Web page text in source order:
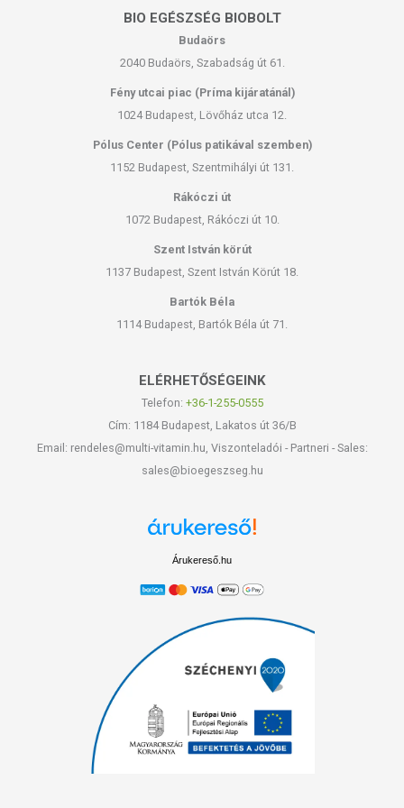
Lásd a csomagoláson feltüntetett időpontig.
Szobahőmérsékleten, napfénytől védett helyen.
A termék belső fogyasztásra nem alkalmas. A termék nem gyógyít
betegségeket. A termék nem az orvosi kezelés helyettesítésére
meg kezelőorvosával! Kerülni kell a szembejutást. Az ajánlott napi
alkalmazási mennyiséget ne lépje túl! Ne használja irritált vagy sérült
bőrfelületen! Ne használja a készítményt, ha az összetevők
függessze fel a használatát! Gyermekektől elzárva tartandó.
BIO EGÉSZSÉG BIOBOLT
Budaörs
2040 Budaörs, Szabadság út 61.
Fény utcai piac (Príma kijáratánál)
1024 Budapest, Lövőház utca 12.
Pólus Center (Pólus patikával szemben)
1152 Budapest, Szentmihályi út 131.
Rákóczi út
1072 Budapest, Rákóczi út 10.
Szent István körút
1137 Budapest, Szent István Körút 18.
Bartók Béla
1114 Budapest, Bartók Béla út 71.
ELÉRHETŐSÉGEINK
Telefon: +36-1-255-0555
Cím: 1184 Budapest, Lakatos út 36/B
Email: rendeles@multi-vitamin.hu, Viszonteladói - Partneri - Sales:
sales@bioegeszseg.hu
Árukereső.hu